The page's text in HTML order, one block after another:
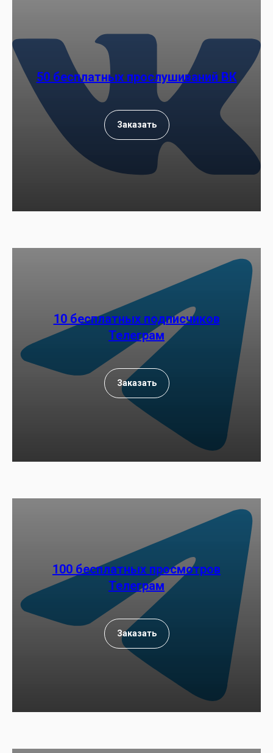
50 бесплатных прослушиваний ВК
Заказать
10 бесплатных подписчиков
Телеграм
Заказать
100 бесплатных просмотров
Телеграм
Заказать